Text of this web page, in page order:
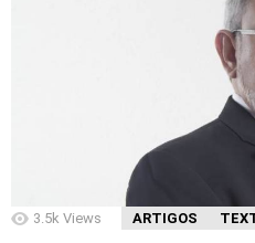
3.5k Views ARTIGOS